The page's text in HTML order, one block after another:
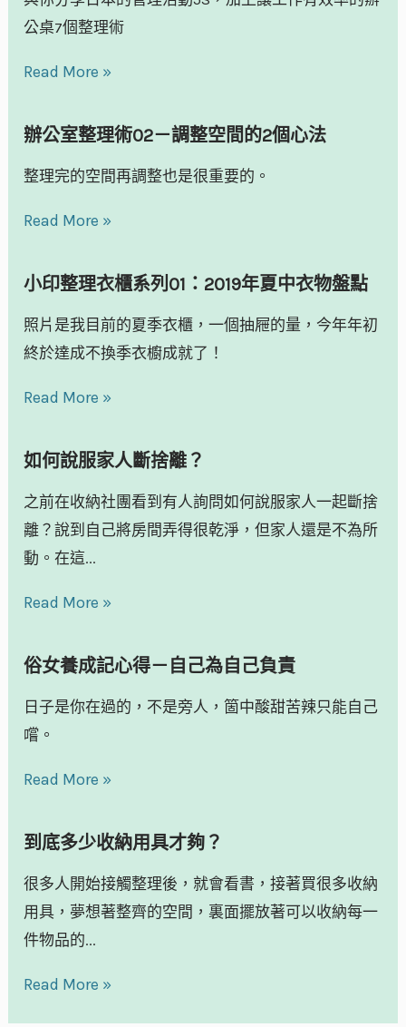
公桌7個整理術
Read More »
辦公室整理術02－調整空間的2個心法
整理完的空間再調整也是很重要的。
Read More »
小印整理衣櫃系列01：2019年夏中衣物盤點
照片是我目前的夏季衣櫃，一個抽屜的量，今年年初
終於達成不換季衣櫥成就了！
Read More »
如何說服家人斷捨離？
之前在收納社團看到有人詢問如何說服家人一起斷捨
離？說到自己將房間弄得很乾淨，但家人還是不為所
動。在這...
Read More »
俗女養成記心得－自己為自己負責
日子是你在過的，不是旁人，箇中酸甜苦辣只能自己
嚐。
Read More »
到底多少收納用具才夠？
很多人開始接觸整理後，就會看書，接著買很多收納
用具，夢想著整齊的空間，裏面擺放著可以收納每一
件物品的...
Read More »